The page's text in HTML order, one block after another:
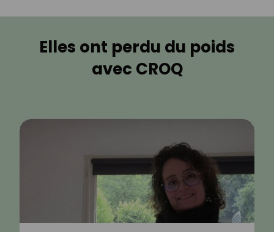
Elles ont perdu du poids
avec CROQ